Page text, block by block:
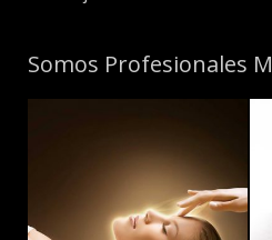
Somos Profesionales